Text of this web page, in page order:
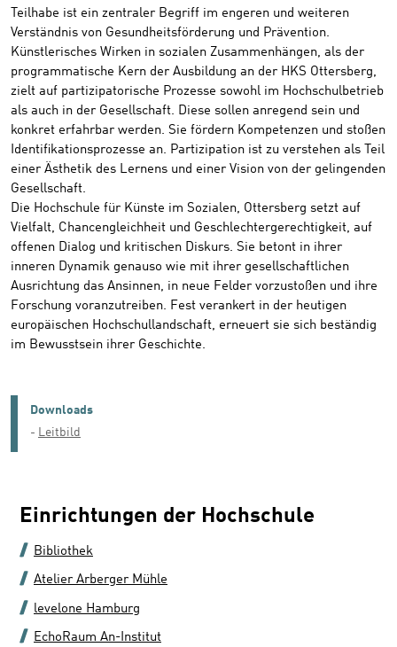
Teilhabe ist ein zentraler Begriff im engeren und weiteren
Verständnis von Gesundheitsförderung und Prävention.
Künstlerisches Wirken in sozialen Zusammenhängen, als der
programmatische Kern der Ausbildung an der HKS Ottersberg,
zielt auf partizipatorische Prozesse sowohl im Hochschulbetrieb
als auch in der Gesellschaft. Diese sollen anregend sein und
konkret erfahrbar werden. Sie fördern Kompetenzen und stoßen
Identifikationsprozesse an. Partizipation ist zu verstehen als Teil
einer Ästhetik des Lernens und einer Vision von der gelingenden
Gesellschaft.
Die Hochschule für Künste im Sozialen, Ottersberg setzt auf
Vielfalt, Chancengleichheit und Geschlechtergerechtigkeit, auf
offenen Dialog und kritischen Diskurs. Sie betont in ihrer
inneren Dynamik genauso wie mit ihrer gesellschaftlichen
Ausrichtung das Ansinnen, in neue Felder vorzustoßen und ihre
Forschung voranzutreiben. Fest verankert in der heutigen
europäischen Hochschullandschaft, erneuert sie sich beständig
im Bewusstsein ihrer Geschichte.
Downloads
Leitbild
Einrichtungen der Hochschule
Bibliothek
Atelier Arberger Mühle
levelone Hamburg
EchoRaum An-Institut